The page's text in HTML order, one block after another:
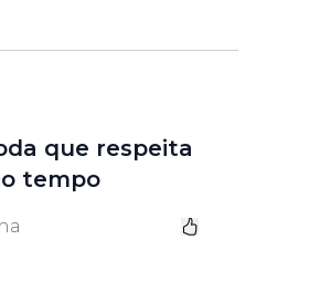
que respeita
tempo